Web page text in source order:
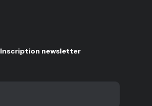
Inscription newsletter